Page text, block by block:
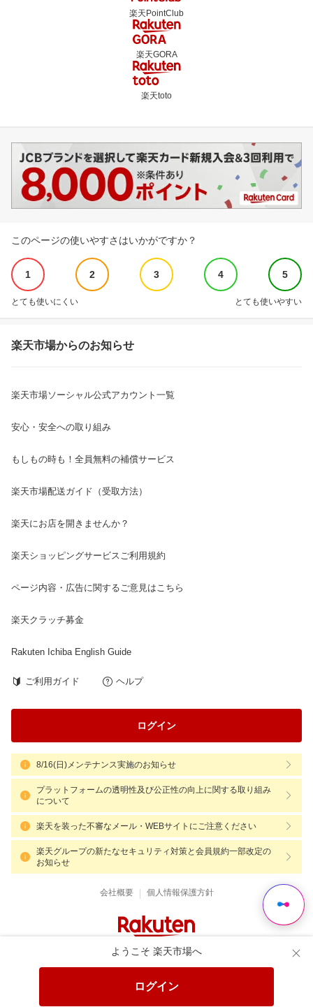
ようこそ 楽天市場へ
ログイン
楽天PointClub
楽天GORA
楽天toto
このページの使いやすさはいかがですか？
1 2 3 4 5
とても使いにくい とても使いやすい
楽天市場からのお知らせ
楽天市場ソーシャル公式アカウント一覧
安心・安全への取り組み
もしもの時も！全員無料の補償サービス
楽天市場配送ガイド（受取方法）
楽天にお店を開きませんか？
楽天ショッピングサービスご利用規約
ページ内容・広告に関するご意見はこちら
楽天クラッチ募金
Rakuten Ichiba English Guide
ご利用ガイド ヘルプ
ログイン
8/16(日)メンテナンス実施のお知らせ
プラットフォームの透明性及び公正性の向上に関する取り組み
について
楽天を装った不審なメール・WEBサイトにご注意ください
楽天グループの新たなセキュリティ対策と会員規約一部改定の
お知らせ
会社概要 | 個人情報保護方針